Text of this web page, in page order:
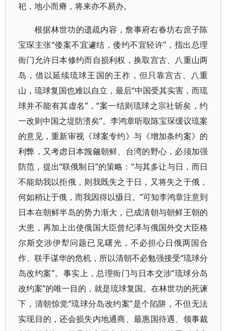
祀，地小而瘠，将来亦不易办。
根据林世功的遗疏内容，詹事府右春坊右庶子陈
宝琛主张“倭案不宜遽结，倭约不宜轻许”，指出总理
衙门允许日本修约而自损利权，换取宫古、八重山两
岛，借以延续琉球王国的王祚，但只靠宫古、八重
山，琉球复国也难以自立，最后“中国受其实害，而琉
球并不能有其虚名”，“案一结则琉球之宗社斩矣，约
一改则中国之堤防溃矣”。李鸿章听取陈宝琛缓议琉案
的意见，重新审视《球案专约》与《增加条约案》的
利弊，又考虑日本觊觎朝鲜、台湾的野心，必须加强
防范，提出“联俄制日”的策略：“与其多让与日，而日
不能助我以拒俄，则我既失之于日，又将失之于俄，
何如稍让于俄，而我因得以慑日。”可知李鸿章注意到
日本在朝鲜半岛的势力渐大，已成清朝与朝鲜王朝的
大患，再加上出使俄国大臣曾纪泽与俄国外交大臣格
尔斯交涉伊犁问题已见曙光，不必担心日俄两国合
作、联手谋华的危机，所以清朝不必勉强接受“琉球分
岛改约案”。事实上，总理衙门与日本交涉“琉球分岛
改约案”的唯一目的，就是琉球复国。在林世功的死谏
下，清朝惊觉“琉球分岛改约案”是个陷阱，不但无法
实现目的，还会损失内地通商、最惠国待遇、领事裁